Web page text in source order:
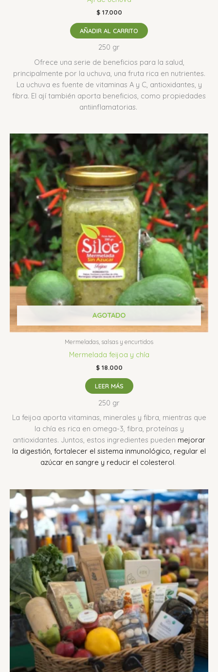
$17.000
AÑADIR AL CARRITO
250 gr
Ofrece una serie de beneficios para la salud,
principalmente por la uchuva, una fruta rica en nutrientes.
La uchuva es fuente de vitaminas A y C, antioxidantes, y
fibra. El ají también aporta beneficios, como propiedades
antiinflamatorias.
AGOTADO
Mermeladas, salsas y encurtidos
Mermelada feijoa y chía
$18.000
LEER MÁS
250 gr
La feijoa aporta vitaminas, minerales y fibra, mientras que
la chía es rica en omega-3, fibra, proteínas y
antioxidantes. Juntos, estos ingredientes pueden mejorar
la digestión, fortalecer el sistema inmunológico, regular el
azúcar en sangre y reducir el colesterol.